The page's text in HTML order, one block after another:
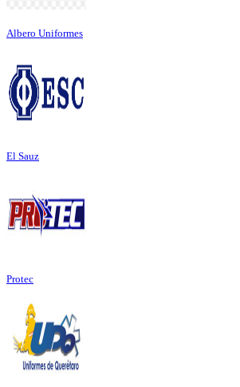
Albero Uniformes
El Sauz
Protec